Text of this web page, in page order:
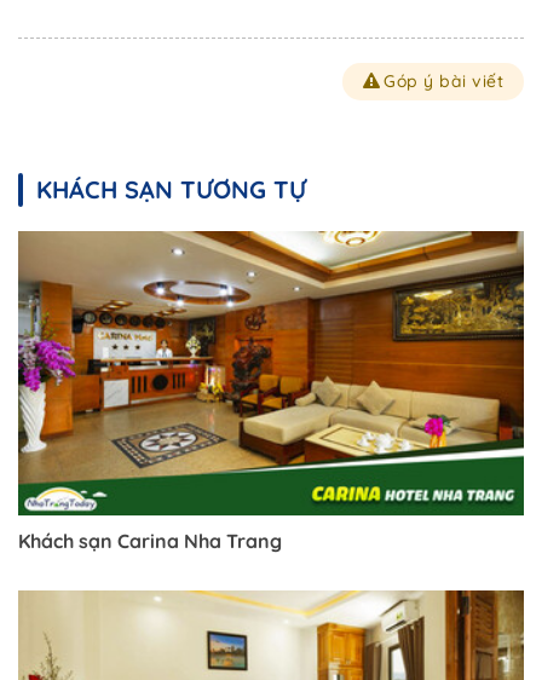
Góp ý bài viết
KHÁCH SẠN TƯƠNG TỰ
Khách sạn Carina Nha Trang